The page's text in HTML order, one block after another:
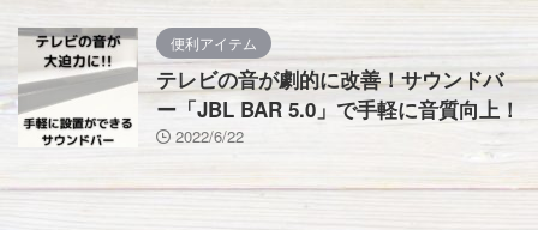
便利アイテム
テレビの音が劇的に改善！サウンドバ
ー「JBL BAR 5.0」で手軽に音質向上！
2022/6/22